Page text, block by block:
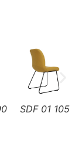
SDF 01 105